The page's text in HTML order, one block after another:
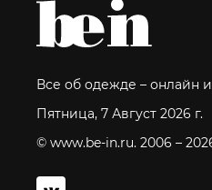
Все об одежде – онлайн
Пятница, 7 Август 2026 г.
© www.be-in.ru. 2006 –